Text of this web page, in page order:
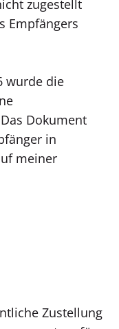
zugestellt
Empfängers
wurde die
Dokument
in
meiner
Zustellung